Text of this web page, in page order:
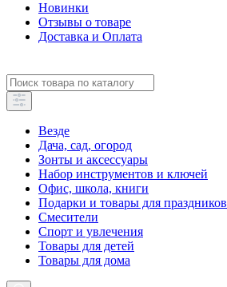
Новинки
Отзывы о товаре
Доставка и Оплата
Везде
Дача, сад, огород
Зонты и аксессуары
Набор инструментов и ключей
Офис, школа, книги
Подарки и товары для праздников
Смесители
Спорт и увлечения
Товары для детей
Товары для дома